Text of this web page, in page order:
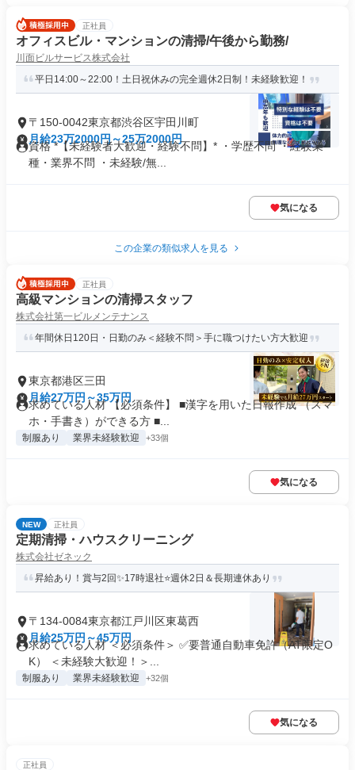
正社員
オフィスビル・マンションの清掃/午後から勤務/
川面ビルサービス株式会社
平日14:00～22:00！土日祝休みの完全週休2日制！未経験歓迎！
〒150-0042東京都渋谷区宇田川町
月給23万2000円～25万2000円
資格 *【未経験者大歓迎・経験不問】* ・学歴不問 ・経験業
種・業界不問 ・未経験/無...
気になる
この企業の類似求人を見る
正社員
高級マンションの清掃スタッフ
株式会社第一ビルメンテナンス
年間休日120日・日勤のみ＜経験不問＞手に職つけたい方大歓迎
東京都港区三田
月給27万円～35万円
求めている人材 【必須条件】 ■漢字を用いた日報作成 （スマ
ホ・手書き）ができる方 ■...
制服あり 業界未経験歓迎 +33個
気になる
NEW 正社員
定期清掃・ハウスクリーニング
株式会社ゼネック
昇給あり！賞与2回✨17時退社⭐週休2日＆長期連休あり
〒134-0084東京都江戸川区東葛西
月給25万円～45万円
求めている人材 ＜必須条件＞ ✅要普通自動車免許（AT限定O
K） ＜未経験大歓迎！＞...
制服あり 業界未経験歓迎 +32個
気になる
正社員